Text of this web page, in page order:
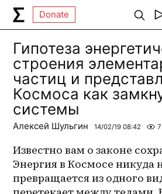
Donate
Гипотеза
строения
частиц и
Космоса как
системы
Алексей Шульгин 14/02/19 08:42
Известно вам о законе
Энергия в Космосе никуда
превращается из одного